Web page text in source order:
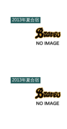
2013年夏合宿
2013年夏合宿